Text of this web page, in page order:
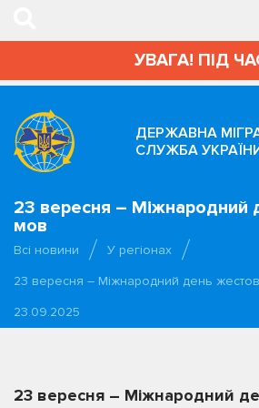
УВАГА! ПІД
ДЕРЖАВНА
СЛУЖБА
23 вересня – Міжнародний
мов
Всі новини
У регіонах
23 вересня – Міжнародний день
23.09.2025
23 вересня – Міжнародний